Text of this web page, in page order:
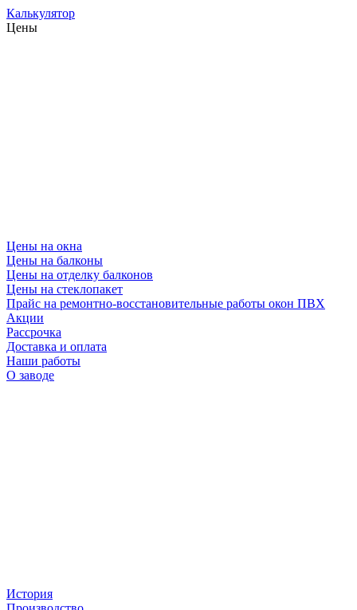
Калькулятор
Цены
Цены на окна
Цены на балконы
Цены на отделку балконов
Цены на стеклопакет
Прайс на ремонтно-восстановительные работы окон ПВХ
Акции
Рассрочка
Доставка и оплата
Наши работы
О заводе
История